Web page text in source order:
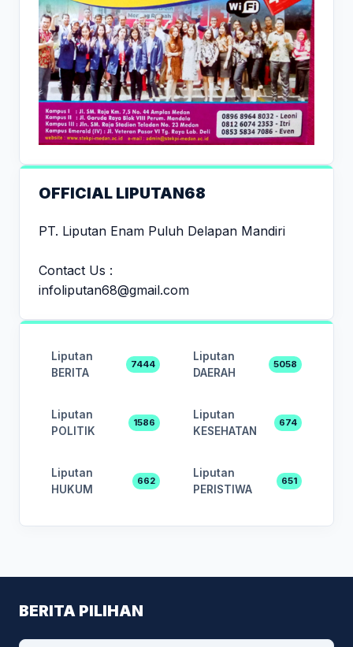
OFFICIAL LIPUTAN68
PT. Liputan Enam Puluh Delapan Mandiri
Contact Us :
infoliputan68@gmail.com
Liputan
BERITA
7444
Liputan
DAERAH
5058
Liputan
POLITIK
1586
Liputan
KESEHATAN
674
Liputan
HUKUM
662
Liputan
PERISTIWA
651
BERITA PILIHAN